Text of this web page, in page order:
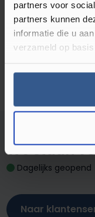
partners voor
partners kunnen
informatie die u
verzameld op
Kom je er
We staan
Dagelijks geopend
Naar